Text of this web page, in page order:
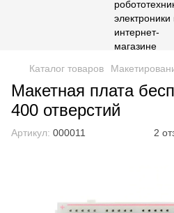
Каталог товаров
Макетная плата
400 отверстий
Артикул: 000011 2